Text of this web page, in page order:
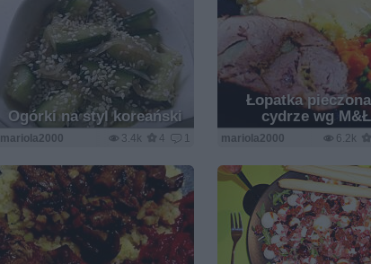
Ogórki na styl koreański
3.4k 4 1
mariola2000
Łopatka
cydrze wg M&Ł
6.2k
mariola2000